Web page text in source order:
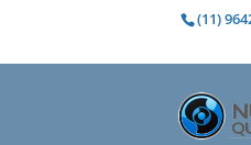
(11)